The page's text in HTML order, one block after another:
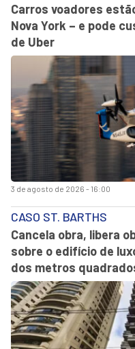
3 de agosto de 2026 - 16:00
Carros voadores
Nova York – e pode
de Uber
CASO ST. BARTHS
Cancela obra, libera
sobre o edifício de
dos metros